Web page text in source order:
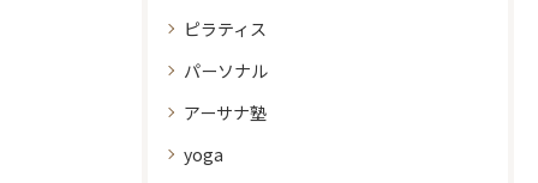
ピラティス
パーソナル
アーサナ塾
yoga